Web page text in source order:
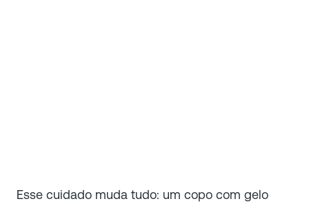
Esse cuidado muda tudo: um copo com gelo